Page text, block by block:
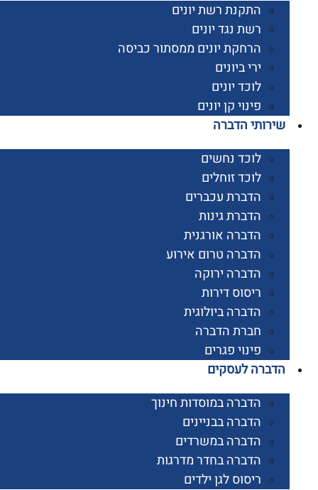
התקנת רשת יונים
רשת נגד יונים
הרחקת יונים ממסתור כביסה
ירי ביונים
לוכד יונים
פינוי קן יונים
הדברה
לוכד נחשים
לוכד זוחלים
הדברת עכברים
הדברת גינות
הדברה אורגנית
הדברה טרום אירוע
הדברה ירוקה
ריסוס דירות
הדברה ביולוגית
חברת הדברה
פינוי פגרים
לעסקים
הדברה במוסדות חינוך
הדברה בבניינים
הדברה במשרדים
הדברה בחדר מדרגות
ריסוס לגן ילדים